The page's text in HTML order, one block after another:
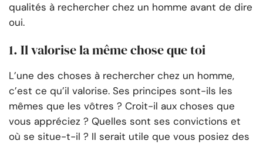
qualités à rechercher chez un homme avant de dire
oui.
1. Il valorise la même chose que toi
L’une des choses à rechercher chez un homme,
c’est ce qu’il valorise. Ses principes sont-ils les
mêmes que les vôtres ? Croit-il aux choses que
vous appréciez ? Quelles sont ses convictions et
où se situe-t-il ? Il serait utile que vous posiez des